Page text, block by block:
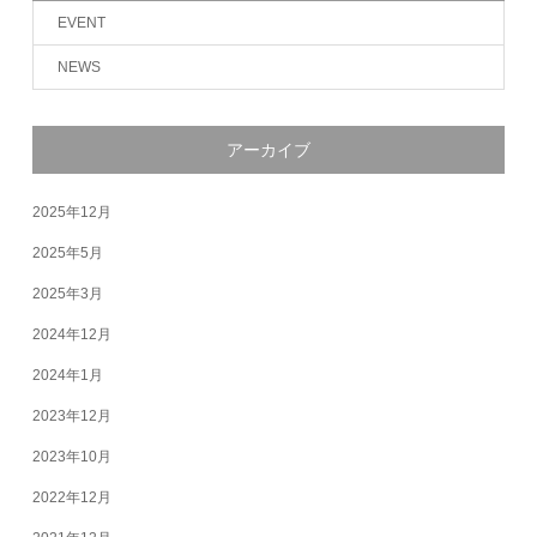
EVENT
NEWS
アーカイブ
2025年12月
2025年5月
2025年3月
2024年12月
2024年1月
2023年12月
2023年10月
2022年12月